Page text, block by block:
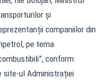
și
companiilor din
pe tema
conform
site-ul Administrației